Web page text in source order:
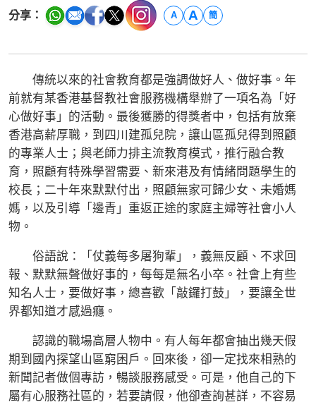
分享： A A 簡
傳統以來的社會教育都是強調做好人、做好事。年
前就有某香港基督教社會服務機構舉辦了一項名為「好
心做好事」的活動。最後獲勝的得獎者中，包括有放棄
香港高薪厚職，到四川建孤兒院，讓山區孤兒得到照顧
的專業人士；與老師力排主流教育模式，推行融合教
育，照顧有特殊學習需要、新來港及有情緒問題學生的
校長；二十年來默默付出，照顧無家可歸少女、未婚媽
媽，以及引導「邊青」重返正途的家庭主婦等社會小人
物。
俗語說：「仗義每多屠狗輩」，義無反顧、不求回
報、默默無聲做好事的，每每是無名小卒。社會上有些
知名人士，要做好事，總喜歡「敲鑼打鼓」，要讓全世
界都知道才感過癮。
認識的職場高層人物中。有人每年都會抽出幾天假
期到國內探望山區窮困戶。回來後，卻一定找來相熟的
新聞記者做個專訪，暢談服務感受。可是，他自己的下
屬有心服務社區的，若要請假，他卻查詢甚詳，不容易